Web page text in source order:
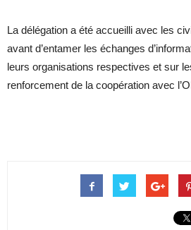
La délégation a été accueilli avec les
avant d’entamer les échanges
leurs organisations respectives et sur
renforcement de la coopération avec